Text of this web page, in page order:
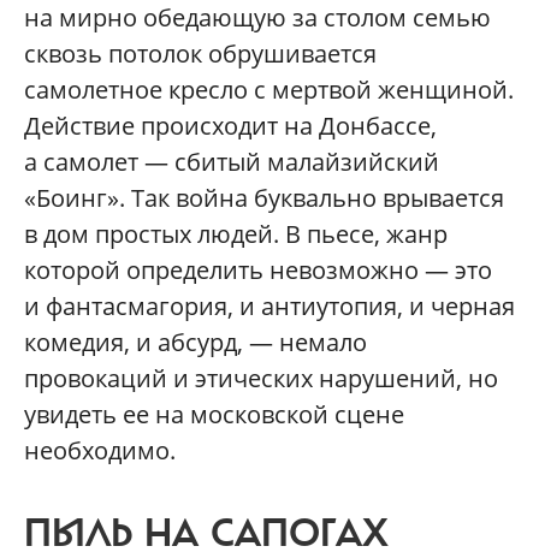
на мирно обедающую за столом семью
сквозь потолок обрушивается
самолетное кресло с мертвой женщиной.
Действие происходит на Донбассе,
а самолет — сбитый малайзийский
«Боинг». Так война буквально врывается
в дом простых людей. В пьесе, жанр
которой определить невозможно — это
и фантасмагория, и антиутопия, и черная
комедия, и абсурд, — немало
провокаций и этических нарушений, но
увидеть ее на московской сцене
необходимо.
ПЫЛЬ НА САПОГАХ